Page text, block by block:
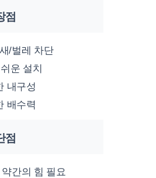
점
/벌레 차단
운 설치
내구성
배수력
점
간의 힘 필요